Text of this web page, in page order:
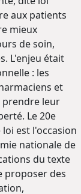
aux patients
mieux
de soin,
L'enjeu était
: les
et
prendre leur
Le 20e
est l'occasion
nationale de
du texte
proposer des